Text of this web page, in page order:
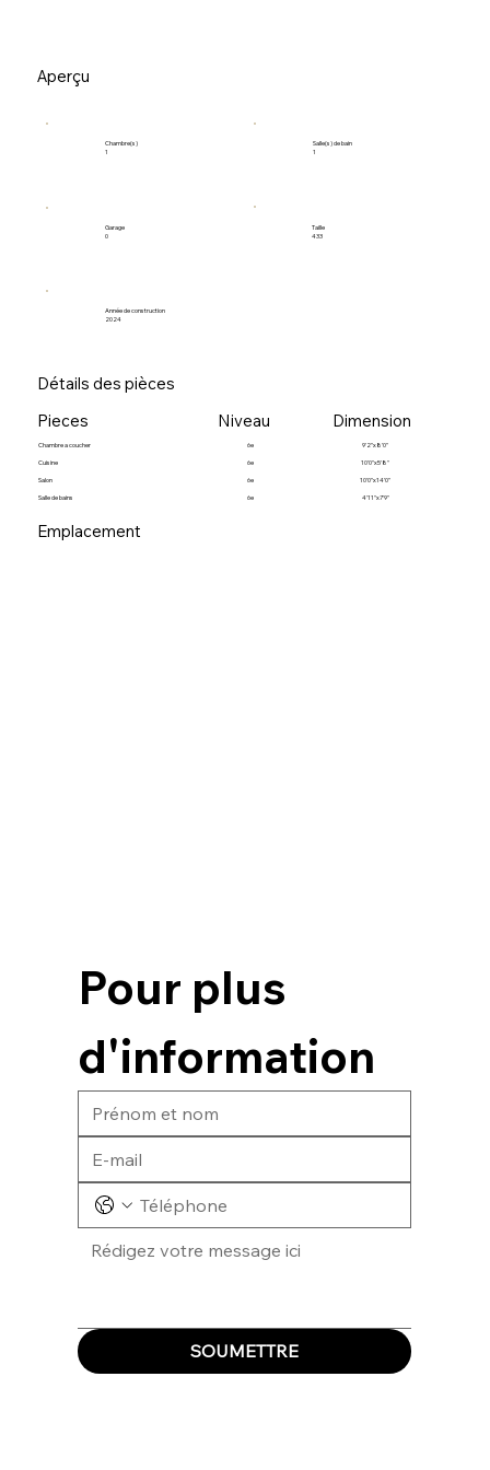
Pour plus
d'information
SOUMETTRE
Aperçu
Chambre(s)
1
Salle(s) de bain
1
Garage
0
Année de construction
2024
Taille
433
Détails des pièces
Pieces
Chambre a coucher
Cuisine
Salon
Salle de bains
Niveau
6e
6e
6e
6e
Dimension
9'2"x8'0"
10'0"x5'8"
10'0"x14'0"
4'11"x7'9"
Emplacement